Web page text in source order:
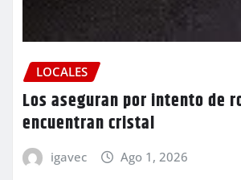
LOCALES
Los aseguran por intento de
encuentran cristal
igavec Ago 1, 2026